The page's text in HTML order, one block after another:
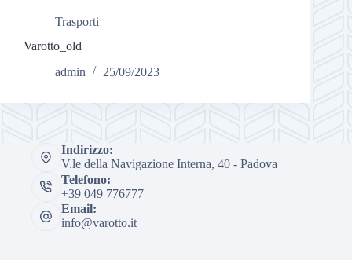
Trasporti
Varotto_old
admin
25/09/2023
Indirizzo:
V.le della Navigazione Interna, 40 - Padova
Telefono:
+39 049 776777
Email:
info@varotto.it